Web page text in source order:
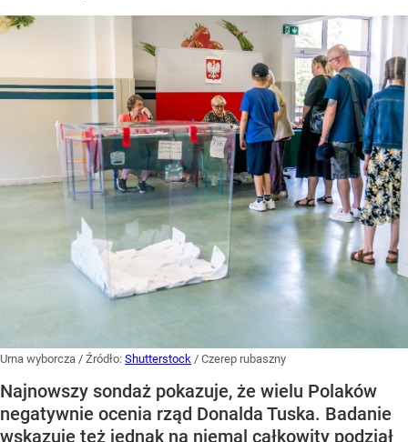
Urna wyborcza / Źródło: Shutterstock / Czerep rubaszny
Najnowszy sondaż pokazuje, że wielu Polaków
negatywnie ocenia rząd Donalda Tuska. Badanie
wskazuje też jednak na niemal całkowity podział